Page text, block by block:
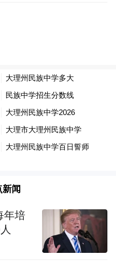
卡、3D光栅卡、剧情
计14个卡种，涵盖烫
等多种先进印刷技
间重温哪吒的传奇故
程中不仅还原了电影
入了多种印刷工艺，
闻
年培